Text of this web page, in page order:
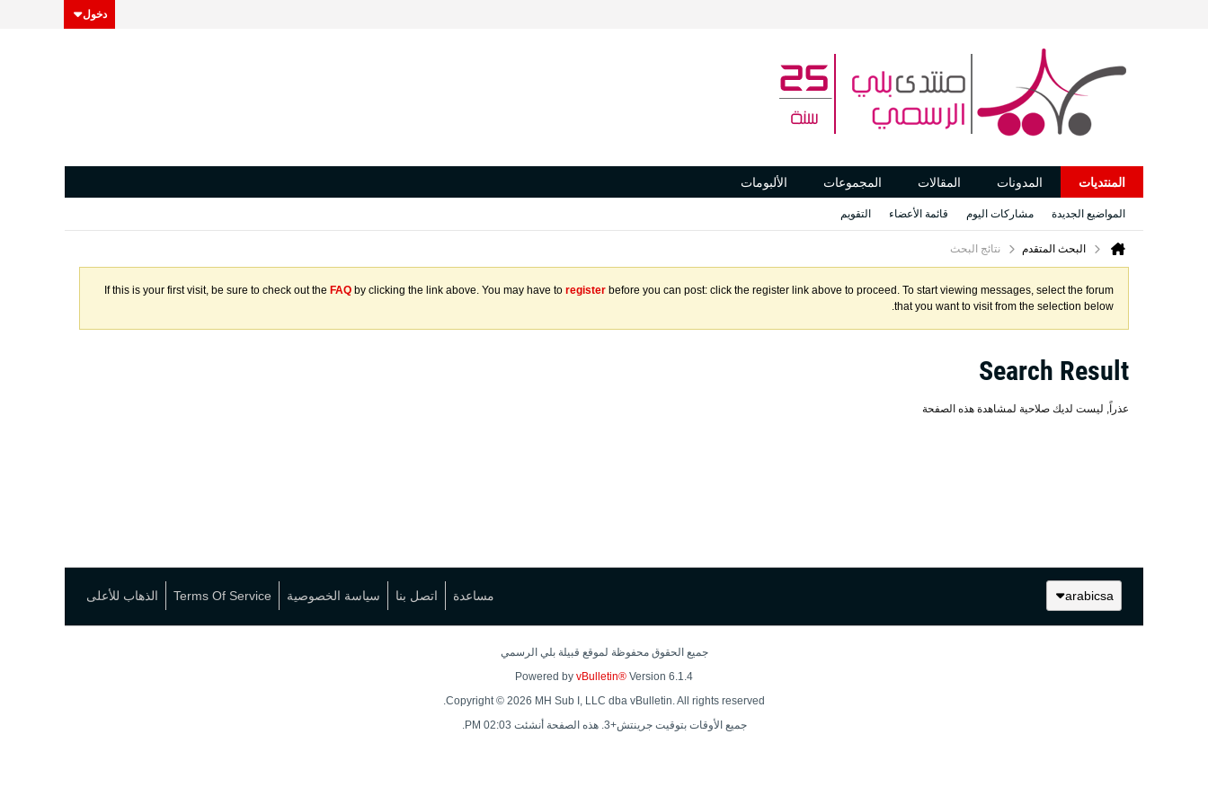
دخول
المنتديات المدونات المقالات المجموعات الألبومات
المواضيع الجديدة مشاركات اليوم قائمة الأعضاء التقويم
البحث المتقدم نتائج البحث
If this is your first visit, be sure to check out the FAQ by clicking the link above. You may have to register before you can post: click the register link above to proceed. To start viewing messages, select the forum
that you want to visit from the selection below.
Search Result
عذراً, ليست لديك صلاحية لمشاهدة هذه الصفحة
arabicsa مساعدة اتصل بنا سياسة الخصوصية Terms Of Service الذهاب للأعلى
جميع الحقوق محفوظة لموقع قبيلة بلي الرسمي
Powered by vBulletin® Version 6.1.4
Copyright © 2026 MH Sub I, LLC dba vBulletin. All rights reserved.
جميع الأوقات بتوقيت جرينتش+3. هذه الصفحة أنشئت 02:03 PM.